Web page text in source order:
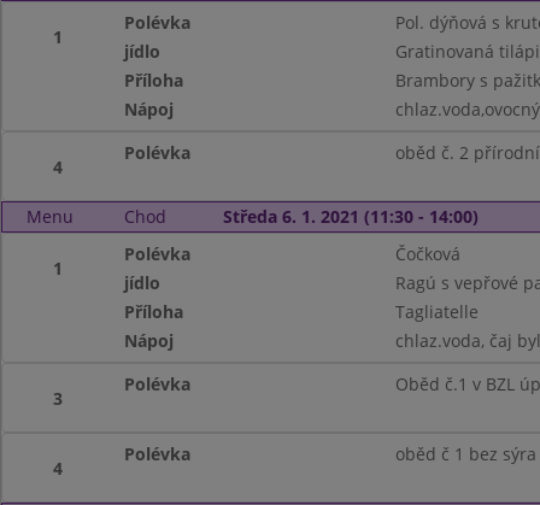
1
Polévka
Pol. dýňová s
jídlo
Gratinovaná
Příloha
Brambory s
Nápoj
4
Polévka oběd č. 2
Menu Chod Středa 6. 1. 2021 (11:30 - 14:00)
1
Polévka
Čočková
jídlo
Ragú s vepřové
Příloha
Tagliatelle
Nápoj
chlaz.voda, čaj
3
Polévka Oběd č.1 v BZL
4
Polévka oběd č 1 bez sýra